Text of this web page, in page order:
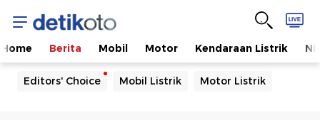
Home Berita Mobil Motor Kendaraan Listrik
Editors' Choice Mobil Listrik Motor Listrik